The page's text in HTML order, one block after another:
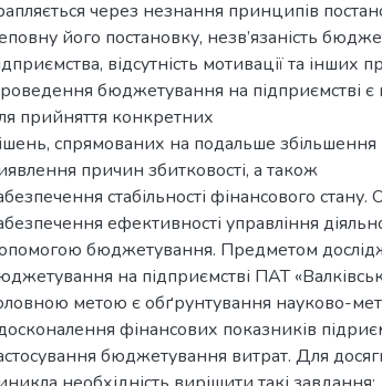
через незнання принципів
його постановку, незв’язаність
відсутність мотивації та інших
бюджетування на підприємстві
прийняття конкретних
спрямованих на подальше збільшення
причин збитковості, а також
стабільності фінансового
ефективності управління
бюджетування. Предметом
на підприємстві ПАТ
метою є обґрунтування науково-
фінансових показників
бюджетування витрат. Для